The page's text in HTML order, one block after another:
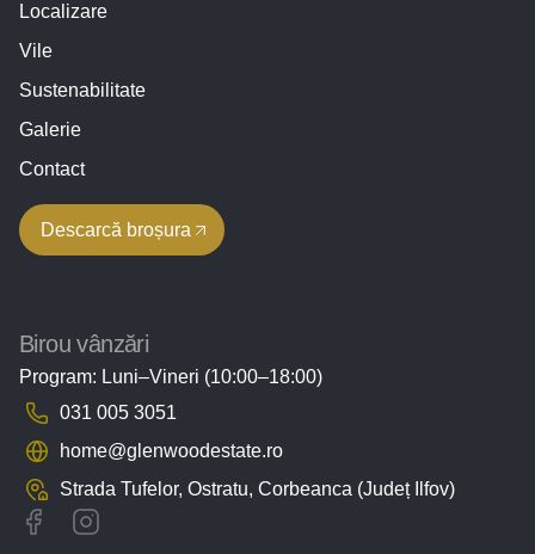
Localizare
Vile
Sustenabilitate
Galerie
Contact
Descarcă broșura
Birou vânzări
Program: Luni–Vineri (10:00–18:00)
031 005 3051
home@glenwoodestate.ro
Strada Tufelor, Ostratu, Corbeanca (Județ Ilfov)